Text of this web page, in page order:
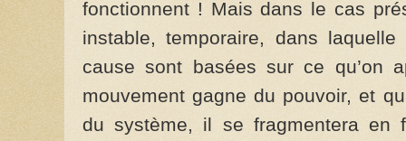
fonctionnent ! Mais dans le cas
instable, temporaire, dans
cause sont basées sur ce qu’on
mouvement gagne du pouvoir, et
du système, il se fragmentera en